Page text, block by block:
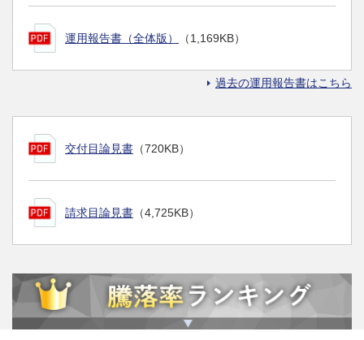
運用報告書（全体版） （1,169KB）
過去の運用報告書はこちら
交付目論見書 （720KB）
請求目論見書 （4,725KB）